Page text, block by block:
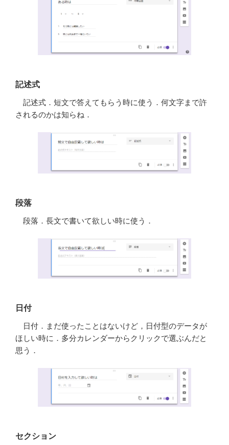
記述式
記述式．短文で答えてもらう時に使う．何文字まで許
されるのかは知らね．
段落
段落．長文で書いて欲しい時に使う．
日付
日付．まだ使ったことはないけど，日付型のデータが
ほしい時に．多分カレンダーからクリックで選ぶんだと
思う．
セクション